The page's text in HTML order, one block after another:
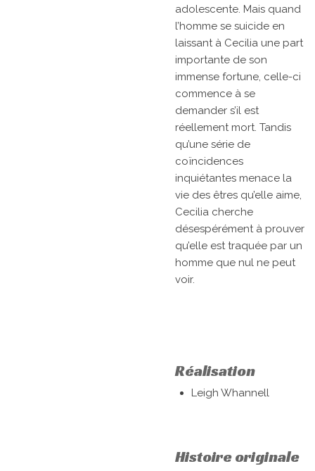
adolescente. Mais quand
l’homme se suicide en
laissant à Cecilia une part
importante de son
immense fortune, celle-ci
commence à se
demander s’il est
réellement mort. Tandis
qu’une série de
coïncidences
inquiétantes menace la
vie des êtres qu’elle aime,
Cecilia cherche
désespérément à prouver
qu’elle est traquée par un
homme que nul ne peut
voir.
Réalisation
Leigh Whannell
Histoire originale